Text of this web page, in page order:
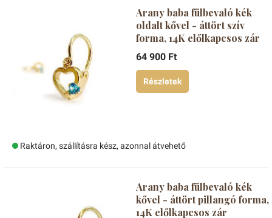
Arany baba fülbevaló kék
oldalt kővel - áttört szív
forma, 14K előlkapcsos zár
64 900 Ft
Részletek
Raktáron, szállításra kész, azonnal átvehető
Arany baba fülbevaló kék
kővel - áttört pillangó forma,
14K előlkapcsos zár